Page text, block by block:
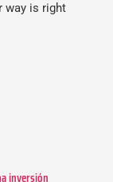
way is right